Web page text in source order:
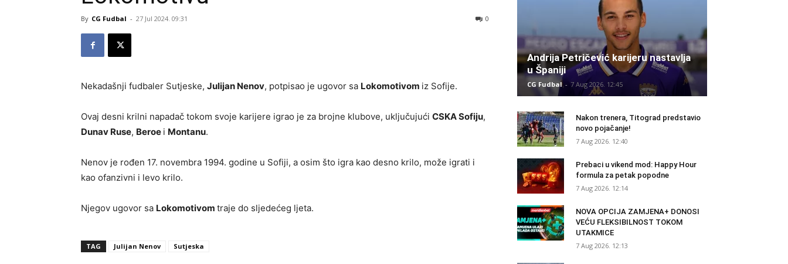
By CG Fudbal - 27 Jul 2024. 09:31 0
Nekadašnji fudbaler Sutjeske, Julijan Nenov, potpisao je ugovor sa Lokomotivom iz Sofije.
Ovaj desni krilni napadač tokom svoje karijere igrao je za brojne klubove, uključujući CSKA Sofiju,
Dunav Ruse, Beroe i Montanu.
Nenov je rođen 17. novembra 1994. godine u Sofiji, a osim što igra kao desno krilo, može igrati i
kao ofanzivni i levo krilo.
Njegov ugovor sa Lokomotivom traje do sljedećeg ljeta.
TAG Julijan Nenov Sutjeska
Andrija Petričević karijeru nastavlja
u Španiji
CG Fudbal - 7 Aug 2026. 12:45
Nakon trenera, Titograd predstavio
novo pojačanje!
7 Aug 2026. 12:40
Prebaci u vikend mod: Happy Hour
formula za petak popodne
7 Aug 2026. 12:14
NOVA OPCIJA ZAMJENA+ DONOSI
VEĆU FLEKSIBILNOST TOKOM
UTAKMICE
7 Aug 2026. 12:13